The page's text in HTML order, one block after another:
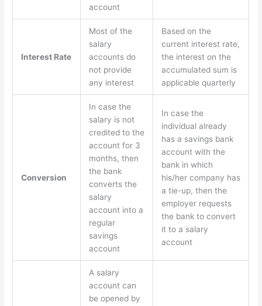
account
Interest Rate
Most of the
salary
accounts do
not provide
any interest
Based on the
current interest rate,
the interest on the
accumulated sum is
applicable quarterly
Conversion
In case the
salary is not
credited to the
account for 3
months, then
the bank
converts the
salary
account into a
regular
savings
account
In case the
individual already
has a savings bank
account with the
bank in which
his/her company has
a tie-up, then the
employer requests
the bank to convert
it to a salary
account
A salary
account can
be opened by